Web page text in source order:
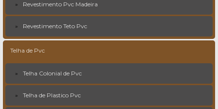
Revestimento Pvc Madeira
Revestimento Teto Pvc
Telha de Pvc
Telha Colonial de Pvc
Telha de Plastico Pvc